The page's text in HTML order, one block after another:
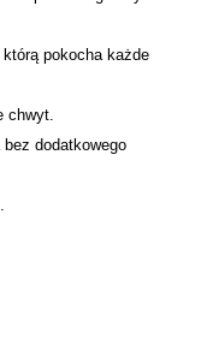
pokocha każde
chwyt.
dodatkowego